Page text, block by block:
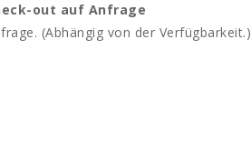
out auf Anfrage
(Abhängig von der Verfügbarkeit.)